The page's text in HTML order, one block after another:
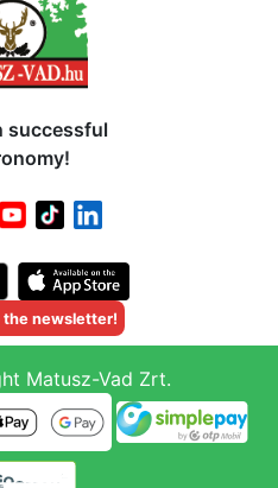
successful
the newsletter!
Matusz-Vad Zrt.